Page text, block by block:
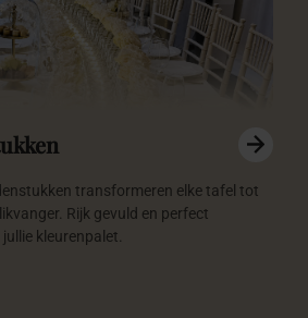
transformeren elke tafel tot
Rijk gevuld en perfect
kleurenpalet.